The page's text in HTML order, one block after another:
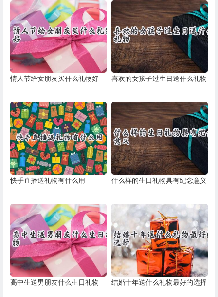
情人节给女朋友买什么礼物好 喜欢的女孩子过生日送什么礼物
快手直播送礼物有什么用 什么样的生日礼物具有纪念意义
高中生送男朋友什么生日礼物 结婚十年送什么礼物最好的选择